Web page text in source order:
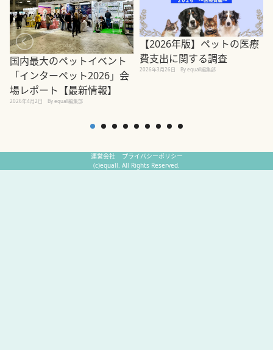
国内最大のペットイベント
「インターペット2026」会
場レポート【最新情報】
2026年4月2日 By equall編集部
【2026年版】ペットの医療
費支出に関する調査
2026年3月26日 By equall編集部
運営会社
プライバシーポリシー
(c)equall. All Rights Reserved.